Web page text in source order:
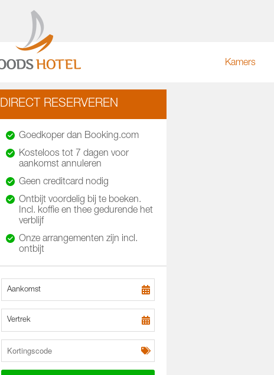
Kamers
DIRECT RESERVEREN
Goedkoper dan Booking.com
Kosteloos tot 7 dagen voor
aankomst annuleren
Geen creditcard nodig
Ontbijt voordelig bij te boeken.
Incl. koffie en thee gedurende het
verblijf
Onze arrangementen zijn incl.
ontbijt
Aankomst
Vertrek